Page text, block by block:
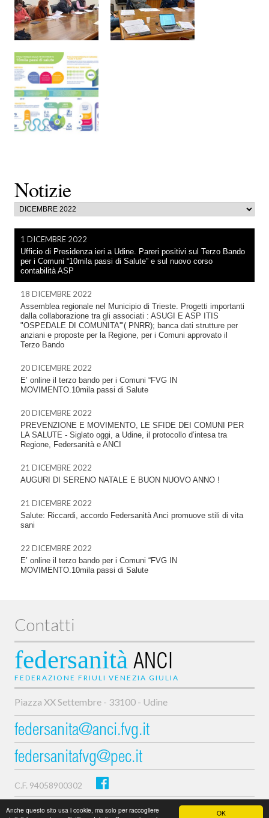
OK
Anche questo sito usa i cookie, ma solo per raccogliere
Notizie
1 DICEMBRE 2022
Ufficio di Presidenza ieri a Udine. Pareri positivi sul Terzo Bando
per i Comuni “10mila passi di Salute” e sul nuovo corso
contabilità ASP
18 DICEMBRE 2022
Assemblea regionale nel Municipio di Trieste. Progetti importanti
dalla collaborazione tra gli associati : ASUGI E ASP ITIS
"OSPEDALE DI COMUNITA'"( PNRR); banca dati strutture per
anziani e proposte per la Regione, per i Comuni approvato il
Terzo Bando
20 DICEMBRE 2022
E’ online il terzo bando per i Comuni “FVG IN
MOVIMENTO.10mila passi di Salute
20 DICEMBRE 2022
PREVENZIONE E MOVIMENTO, LE SFIDE DEI COMUNI PER
LA SALUTE - Siglato oggi, a Udine, il protocollo d’intesa tra
Regione, Federsanità e ANCI
21 DICEMBRE 2022
AUGURI DI SERENO NATALE E BUON NUOVO ANNO !
21 DICEMBRE 2022
Salute: Riccardi, accordo Federsanità Anci promuove stili di vita
sani
22 DICEMBRE 2022
E’ online il terzo bando per i Comuni “FVG IN
MOVIMENTO.10mila passi di Salute
Contatti
federsanità ANCI
FEDERAZIONE FRIULI VENEZIA GIULIA
Piazza XX Settembre - 33100 - Udine
federsanita@anci.fvg.it
federsanitafvg@pec.it
C.F. 94058900302
Privacy e cookie policy